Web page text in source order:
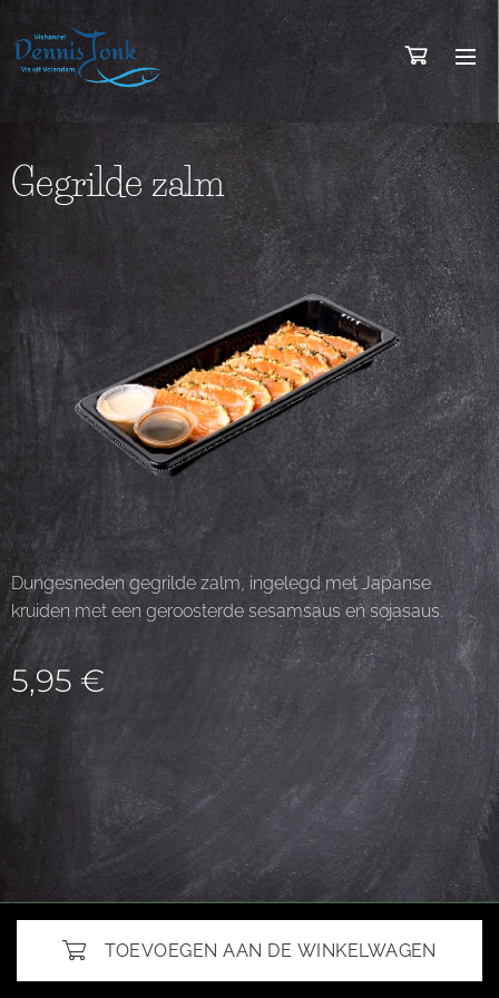
Gegrilde zalm
Dungesneden gegrilde zalm, ingelegd met Japanse
kruiden met een geroosterde sesamsaus en sojasaus.
5,95 €
TOEVOEGEN AAN DE WINKELWAGEN